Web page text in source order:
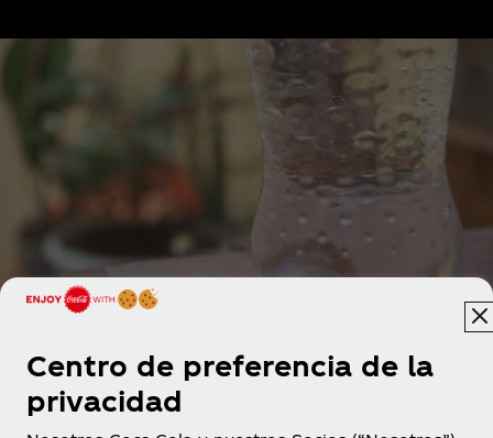
Centro de preferencia de la
privacidad